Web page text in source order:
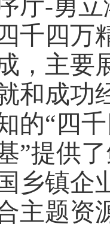
厅-勇
千四万
，主要
和成功
的“四
”提供
乡镇企
主题资